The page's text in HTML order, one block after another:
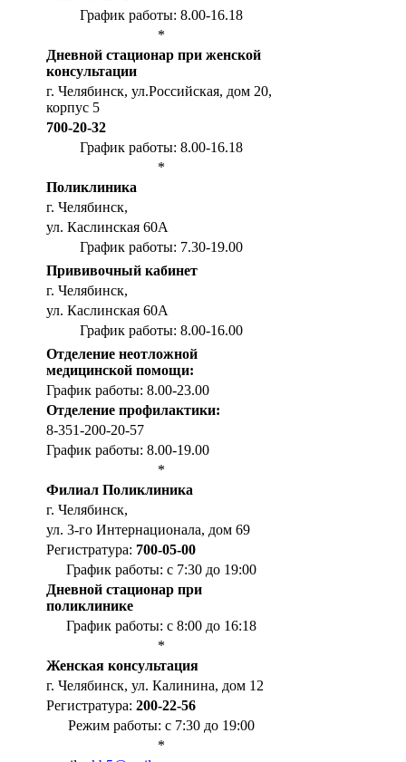
График работы: 8.00-16.18
*
Дневной стационар при женской
консультации
г. Челябинск, ул.Российская, дом 20,
корпус 5
700-20-32
График работы: 8.00-16.18
*
Поликлиника
г. Челябинск,
ул. Каслинская 60А
График работы: 7.30-19.00
Прививочный кабинет
г. Челябинск,
ул. Каслинская 60А
График работы: 8.00-16.00
Отделение неотложной
медицинской помощи:
График работы: 8.00-23.00
Отделение профилактики:
8-351-200-20-57
График работы: 8.00-19.00
*
Филиал Поликлиника
г. Челябинск,
ул. 3-го Интернационала, дом 69
Регистратура: 700-05-00
График работы: с 7:30 до 19:00
Дневной стационар при
поликлинике
График работы: с 8:00 до 16:18
*
Женская консультация
г. Челябинск, ул. Калинина, дом 12
Регистратура: 200-22-56
Режим работы: с 7:30 до 19:00
*